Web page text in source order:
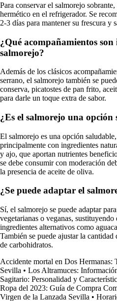
Para conservar el salmorejo
hermético en el refrigerador. Se
2-3 días para mantener su frescura y
¿Qué acompañamientos
salmorejo?
Además de los clásicos
serrano, el salmorejo también se
conserva, picatostes de pan frito,
para darle un toque extra de sabor.
¿Es el salmorejo una opción
El salmorejo es una opción
principalmente con ingredientes
y ajo, que aportan nutrientes
se debe consumir con moderación
la presencia de aceite de oliva.
¿Se puede adaptar el
Sí, el salmorejo se puede adaptar
vegetarianas o veganas,
ingredientes alternativos como
También se puede ajustar la
de carbohidratos.
Accidente mortal en Dos Hermanas:
Sevilla • Los Altramuces:
Sagitario: Personalidad y
Ropa del 2023: Guía de Compra
Virgen de la Lanzada Sevilla •